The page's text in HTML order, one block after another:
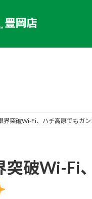
界突破Wi-Fi、ハチ高原でもガ
突破Wi-Fi